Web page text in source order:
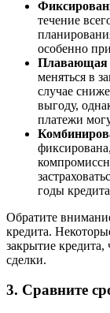
течение
особенно
Плавающая
меняться в
случае
выгоду,
платежи
годы
Обратите
кредита.
закрытие
сделки.
3. Сравните